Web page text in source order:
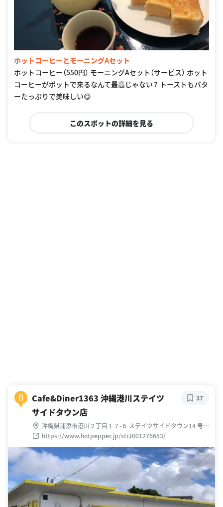
ホットコーヒーとモーニングAセット
ホットコーヒー（550円） モーニングAセット（サービス） ホット
コーヒーがポットで来るなんて最高じゃない？ トーストもバタ
ーたっぷりで美味しい😋
このスポットの詳細を見る
B
Cafe&Diner1363 沖縄港川ステイツ
サイドタウン店
沖縄県浦添市港川２丁目１７-６ ステイツサイドタウン14 号
室-B
https://www.hotpepper.jp/strJ001276653/
37